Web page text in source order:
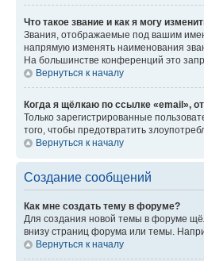
Что такое звание и как я могу
Звания, отображаемые под вашим
напрямую изменять наименования
На большинстве конференций это
Вернуться к началу
Когда я щёлкаю по ссылке «email»,
Только зарегистрированные
того, чтобы предотвратить
Вернуться к началу
Создание сообщений
Как мне создать тему в форуме?
Для создания новой темы в форуме
внизу страниц форума или темы.
Вернуться к началу